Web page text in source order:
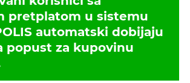
pretplatom u sistemu
automatski dobijaju
popust za kupovinu